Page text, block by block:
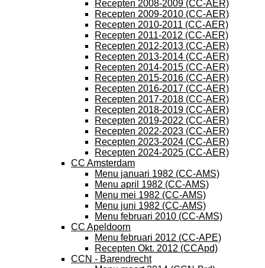
Recepten 2008-2009 (CC-AER)
Recepten 2009-2010 (CC-AER)
Recepten 2010-2011 (CC-AER)
Recepten 2011-2012 (CC-AER)
Recepten 2012-2013 (CC-AER)
Recepten 2013-2014 (CC-AER)
Recepten 2014-2015 (CC-AER)
Recepten 2015-2016 (CC-AER)
Recepten 2016-2017 (CC-AER)
Recepten 2017-2018 (CC-AER)
Recepten 2018-2019 (CC-AER)
Recepten 2019-2022 (CC-AER)
Recepten 2022-2023 (CC-AER)
Recepten 2023-2024 (CC-AER)
Recepten 2024-2025 (CC-AER)
CC Amsterdam
Menu januari 1982 (CC-AMS)
Menu april 1982 (CC-AMS)
Menu mei 1982 (CC-AMS)
Menu juni 1982 (CC-AMS)
Menu februari 2010 (CC-AMS)
CC Apeldoorn
Menu februari 2012 (CC-APE)
Recepten Okt. 2012 (CCApd)
CCN - Barendrecht